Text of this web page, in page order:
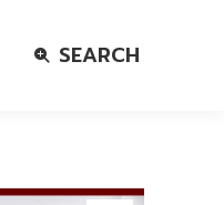
SEARCH